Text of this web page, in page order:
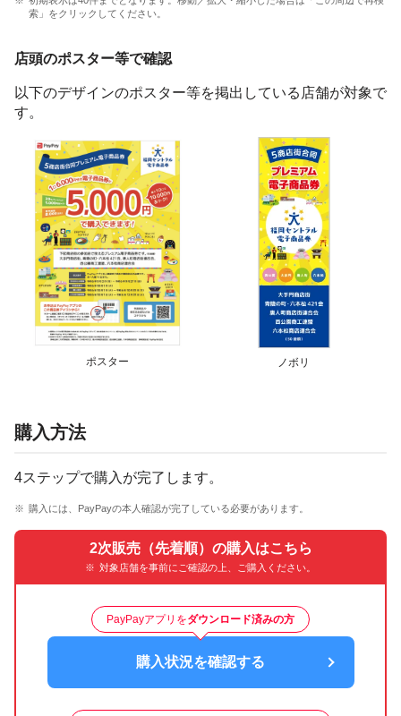
索」をクリックしてください。
店頭のポスター等で確認
以下のデザインのポスター等を掲出している店舗が対象で
す。
ポスター ノボリ
購入方法
4ステップで購入が完了します。
購入には、PayPayの本人確認が完了している必要があります。
2次販売（先着順）の購入はこちら
対象店舗を事前にご確認の上、ご購入ください。
PayPayアプリをダウンロード済みの方
購入状況を確認する